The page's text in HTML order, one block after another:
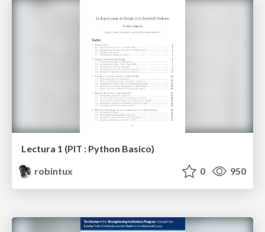
Lectura 1 (PIT : Python Basico)
robintux
0 950